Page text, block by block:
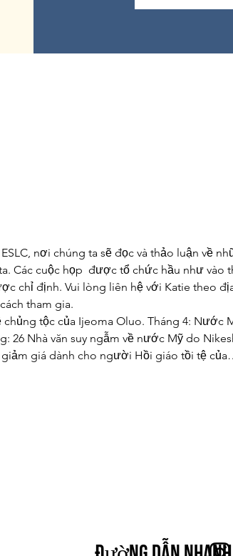
nơi chúng ta sẽ đọc và thảo luận về
Các cuộc họp  được tổ chức hầu như vào
chỉ định. Vui lòng liên hệ với Katie theo
tham gia.
tộc của Ijeoma Oluo. Tháng 4: Nước
26 Nhà văn suy ngẫm về nước Mỹ do
giá dành cho người Hồi giáo tồi tệ